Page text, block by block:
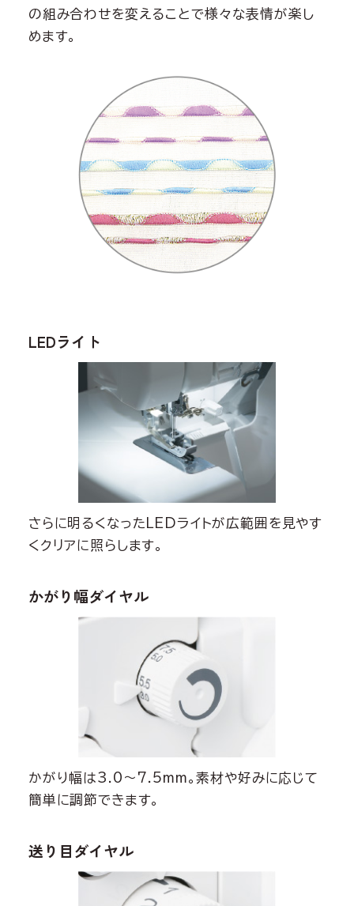
の組み合わせを変えることで様々な表情が楽し
めます。
LEDライト
さらに明るくなったLEDライトが広範囲を見やす
くクリアに照らします。
かがり幅ダイヤル
かがり幅は3.0〜7.5mm。素材や好みに応じて
簡単に調節できます。
送り目ダイヤル